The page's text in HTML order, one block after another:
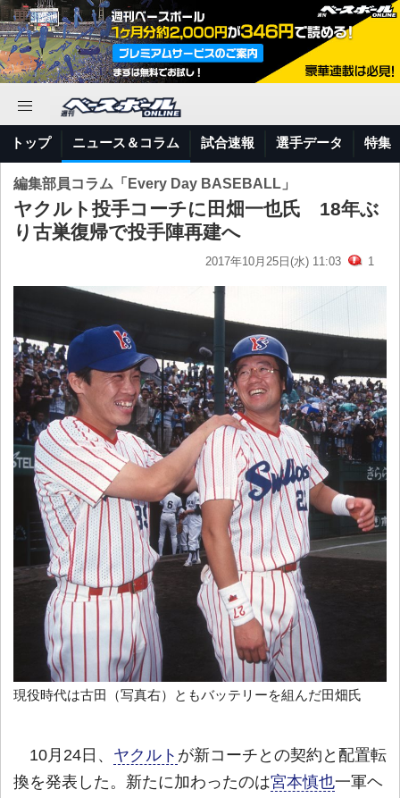
トップ ニュース＆コラム 試合速報 選手データ 特集
編集部員コラム「Every Day BASEBALL」
ヤクルト投手コーチに田畑一也氏 18年ぶ
り古巣復帰で投手陣再建へ
2017年10月25日(水) 11:03 1
現役時代は古田（写真右）ともバッテリーを組んだ田畑氏
10月24日、 ヤクルト が新コーチとの契約と配置転
換を発表した。新たに加わったのは宮本慎也一軍ヘ